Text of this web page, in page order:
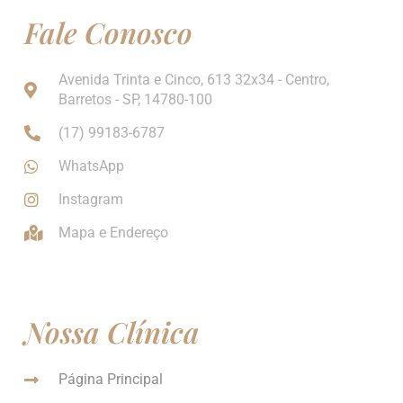
Fale Conosco
Avenida Trinta e Cinco, 613 32x34 - Centro,
Barretos - SP, 14780-100
(17) 99183-6787
WhatsApp
Instagram
Mapa e Endereço
Nossa Clínica
Página Principal